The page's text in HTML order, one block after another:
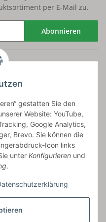
gestatten Sie den
Website: YouTube,
Google Analytics,
Brevo. Sie können die
Icon links
unter Konfigurieren und
.
per E-Mail zu.
Abonnieren